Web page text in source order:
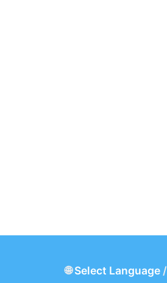
🌐Select Language/